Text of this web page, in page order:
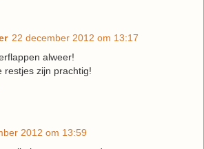
22 december 2012 om 13:17
alweer!
restjes zijn prachtig!
2012 om 13:59